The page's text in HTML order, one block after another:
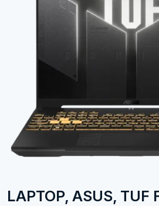
LAPTOP, ASUS, TUF